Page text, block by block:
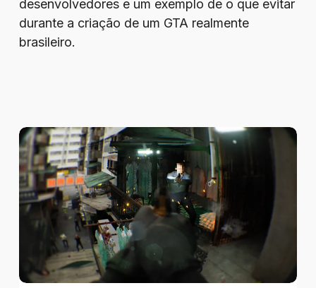
desenvolvedores e um exemplo de o que evitar
durante a criação de um GTA realmente
brasileiro.
Better
Than
Dead
mete
chumbo
grosso
realidade